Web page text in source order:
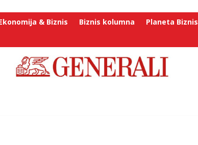
& Biznis Biznis kolumna Planeta Biznis